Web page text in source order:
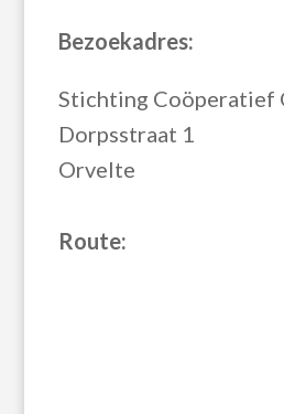
Bezoekadres:
Stichting Coöperatief
Dorpsstraat 1
Orvelte
Route: